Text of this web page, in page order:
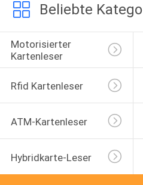
Beliebte
Motorisierter
Kartenleser
Rfid Kartenleser
ATM-Kartenleser
Hybridkarte-Leser